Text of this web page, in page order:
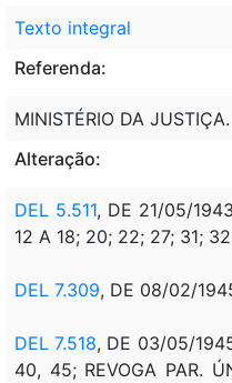
Texto integral
Referenda:
MINISTÉRIO DA JUSTIÇA.
Alteração:
DEL 5.511, DE 21/05/
12 A 18; 20; 22; 27; 31;
DEL 7.309, DE 08/02/
DEL 7.518, DE 03/05/
40, 45; REVOGA PAR.